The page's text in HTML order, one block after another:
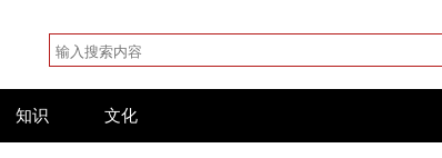
知识 文化